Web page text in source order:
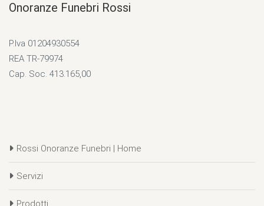
Onoranze Funebri Rossi
P.Iva 01204930554
REA TR-79974
Cap. Soc. 413.165,00
Rossi Onoranze Funebri | Home
Servizi
Prodotti